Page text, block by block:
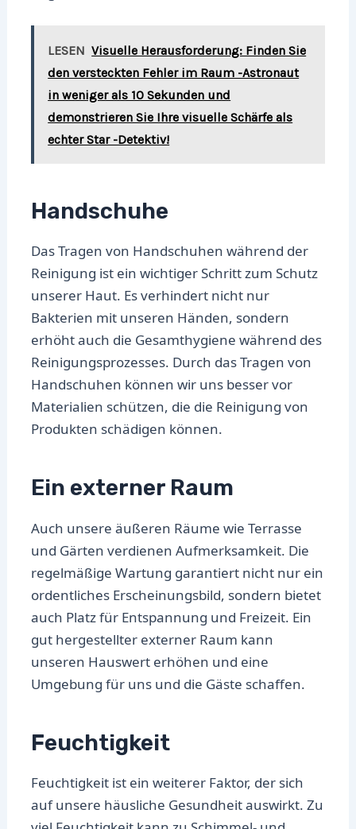
LESEN Visuelle Herausforderung: Finden Sie
den versteckten Fehler im Raum -Astronaut
in weniger als 10 Sekunden und
demonstrieren Sie Ihre visuelle Schärfe als
echter Star -Detektiv!
Handschuhe
Das Tragen von Handschuhen während der
Reinigung ist ein wichtiger Schritt zum Schutz
unserer Haut. Es verhindert nicht nur
Bakterien mit unseren Händen, sondern
erhöht auch die Gesamthygiene während des
Reinigungsprozesses. Durch das Tragen von
Handschuhen können wir uns besser vor
Materialien schützen, die die Reinigung von
Produkten schädigen können.
Ein externer Raum
Auch unsere äußeren Räume wie Terrasse
und Gärten verdienen Aufmerksamkeit. Die
regelmäßige Wartung garantiert nicht nur ein
ordentliches Erscheinungsbild, sondern bietet
auch Platz für Entspannung und Freizeit. Ein
gut hergestellter externer Raum kann
unseren Hauswert erhöhen und eine
Umgebung für uns und die Gäste schaffen.
Feuchtigkeit
Feuchtigkeit ist ein weiterer Faktor, der sich
auf unsere häusliche Gesundheit auswirkt. Zu